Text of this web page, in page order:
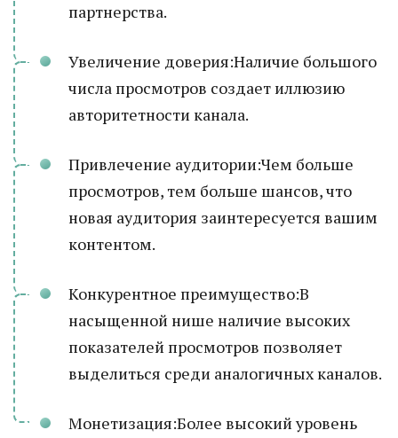
партнерства.
Увеличение доверия:Наличие большого
числа просмотров создает иллюзию
авторитетности канала.
Привлечение аудитории:Чем больше
просмотров, тем больше шансов, что
новая аудитория заинтересуется вашим
контентом.
Конкурентное преимущество:В
насыщенной нише наличие высоких
показателей просмотров позволяет
выделиться среди аналогичных каналов.
Монетизация:Более высокий уровень